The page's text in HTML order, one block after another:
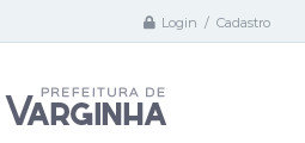
Login / Cadastro